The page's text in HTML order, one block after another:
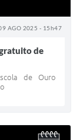
AGO 2025 - 15h47
de
de Ouro